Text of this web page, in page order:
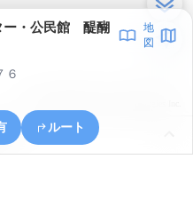
ー・公民館 醍醐
地
図
６
ルート